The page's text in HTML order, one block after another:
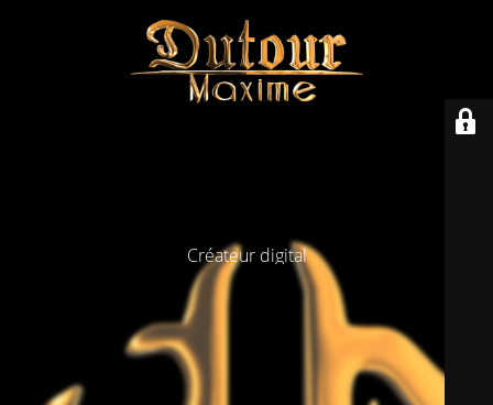
Créateur digital